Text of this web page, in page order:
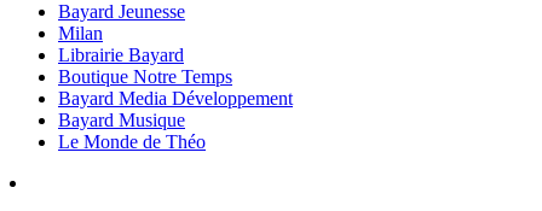
Bayard Jeunesse
Milan
Librairie Bayard
Boutique Notre Temps
Bayard Media Développement
Bayard Musique
Le Monde de Théo